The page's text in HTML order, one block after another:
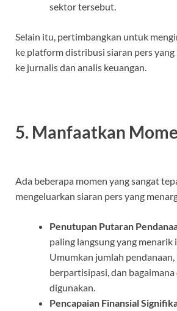
sektor tersebut.
Selain itu, pertimbangkan untuk
ke platform distribusi siaran pers
ke jurnalis dan analis keuangan.
5. Manfaatkan
Ada beberapa momen yang sangat
mengeluarkan siaran pers yang
Penutupan Putaran
paling langsung yang menarik
Umumkan jumlah
berpartisipasi, dan
digunakan.
Pencapaian Finansial